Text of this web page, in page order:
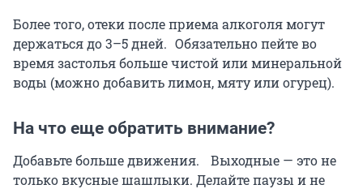
Более того, отеки после приема алкоголя могут
держаться до 3–5 дней. Обязательно пейте во
время застолья больше чистой или минеральной
воды (можно добавить лимон, мяту или огурец).
На что еще обратить внимание?
Добавьте больше движения. Выходные — это не
только вкусные шашлыки. Делайте паузы и не